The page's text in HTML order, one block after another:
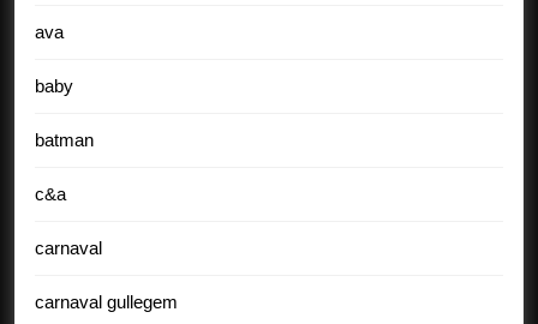
ava
baby
batman
c&a
carnaval
carnaval gullegem